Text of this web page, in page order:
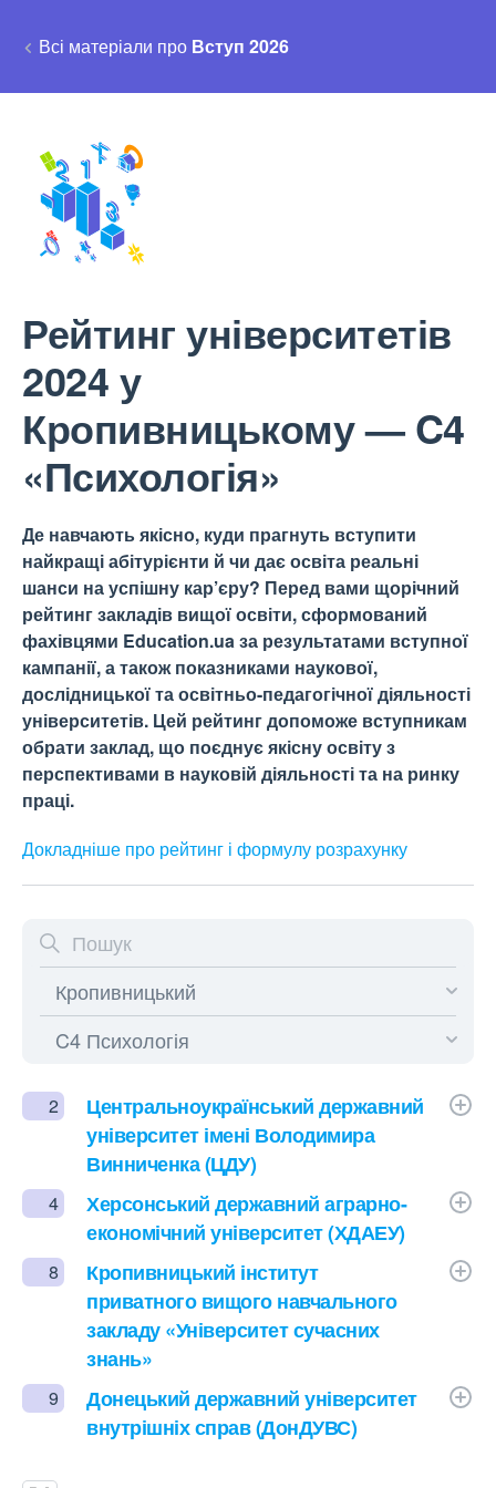
Всі матеріали про Вступ 2026
Рейтинг університетів
2024 у
Кропивницькому — C4
«Психологія»
Де навчають якісно, куди прагнуть вступити
найкращі абітурієнти й чи дає освіта реальні
шанси на успішну кар’єру? Перед вами щорічний
рейтинг закладів вищої освіти, сформований
фахівцями Education.ua за результатами вступної
кампанії, а також показниками наукової,
дослідницької та освітньо-педагогічної діяльності
університетів. Цей рейтинг допоможе вступникам
обрати заклад, що поєднує якісну освіту з
перспективами в науковій діяльності та на ринку
праці.
Докладніше про рейтинг і формулу розрахунку
2
Центральноукраїнський державний
університет імені Володимира
Винниченка (ЦДУ)
4
Херсонський державний аграрно-
економічний університет (ХДАЕУ)
8
Кропивницький інститут
приватного вищого навчального
закладу «Університет сучасних
знань»
9
Донецький державний університет
внутрішніх справ (ДонДУВС)